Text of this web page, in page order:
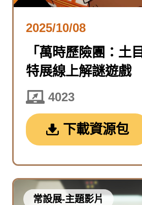
2025/10/08
「萬時歷險團：土
特展線上解謎遊戲
4023
下載資源包
常設展-主題影片